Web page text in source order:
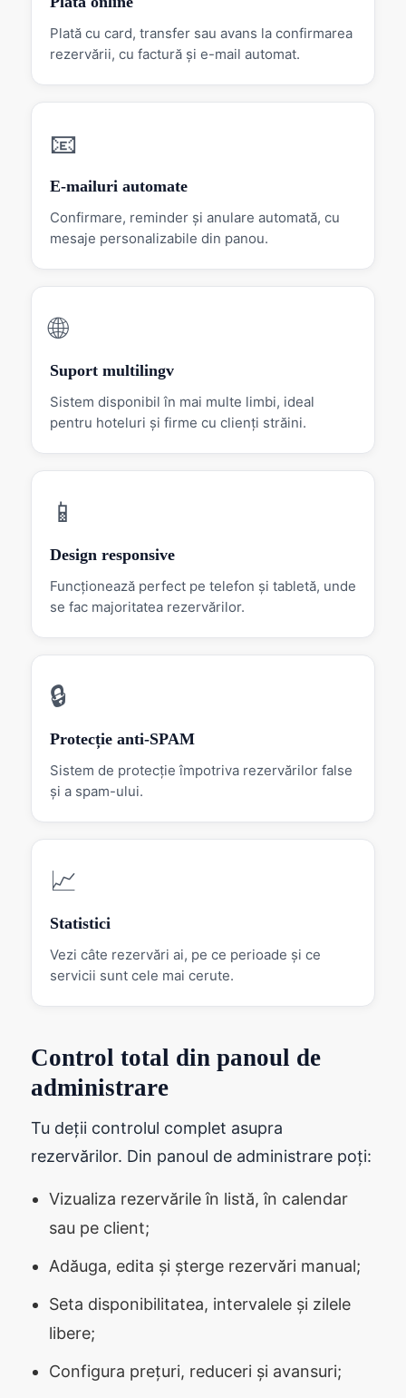
Plată cu card, transfer sau avans la confirmarea
rezervării, cu factură și e-mail automat.
📧
E-mailuri automate
Confirmare, reminder și anulare automată, cu
mesaje personalizabile din panou.
🌐
Suport multilingv
Sistem disponibil în mai multe limbi, ideal
pentru hoteluri și firme cu clienți străini.
📱
Design responsive
Funcționează perfect pe telefon și tabletă, unde
se fac majoritatea rezervărilor.
🔒
Protecție anti-SPAM
Sistem de protecție împotriva rezervărilor false
și a spam-ului.
📈
Statistici
Vezi câte rezervări ai, pe ce perioade și ce
servicii sunt cele mai cerute.
Control total din panoul de
administrare
Tu deții controlul complet asupra
rezervărilor. Din panoul de administrare poți:
Vizualiza rezervările în listă, în calendar
sau pe client;
Adăuga, edita și șterge rezervări manual;
Seta disponibilitatea, intervalele și zilele
libere;
Configura prețuri, reduceri și avansuri;